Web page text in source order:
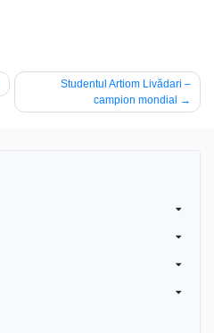
Studentul Artiom Livădari –
campion mondial